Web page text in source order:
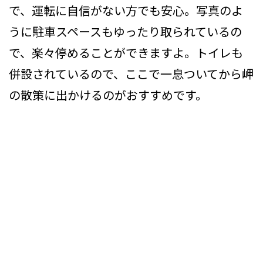
で、運転に自信がない方でも安心。写真のよ
うに駐車スペースもゆったり取られているの
で、楽々停めることができますよ。トイレも
併設されているので、ここで一息ついてから岬
の散策に出かけるのがおすすめです。